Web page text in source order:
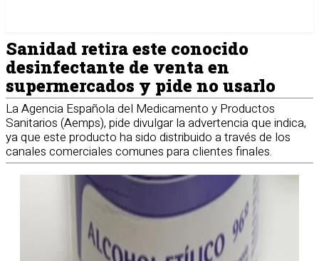
Sanidad retira este conocido
desinfectante de venta en
supermercados y pide no usarlo
La Agencia Española del Medicamento y Productos
Sanitarios (Aemps), pide divulgar la advertencia que indica,
ya que este producto ha sido distribuido a través de los
canales comerciales comunes para clientes finales.